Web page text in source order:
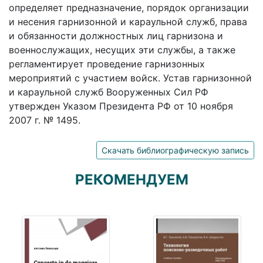
определяет предназначение, порядок организации
и несения гарнизонной и караульной служб, права
и обязанности должностных лиц гарнизона и
военнослужащих, несущих эти службы, а также
регламентирует проведение гарнизонных
мероприятий с участием войск. Устав гарнизонной
и караульной служб Вооруженных Сил РФ
утвержден Указом Президента РФ от 10 ноября
2007 г. № 1495.
Скачать библиографическую запись
РЕКОМЕНДУЕМ